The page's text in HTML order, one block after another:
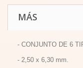
MÁS
- CONJUNTO DE 6
- 2,50 x 6,30 mm.